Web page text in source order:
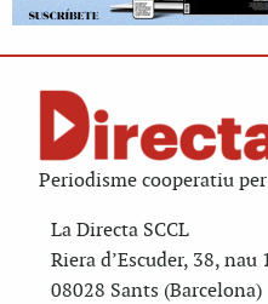
Periodisme cooperatiu
La Directa SCCL
Riera d’Escuder, 38, nau
08028 Sants (Barcelona)